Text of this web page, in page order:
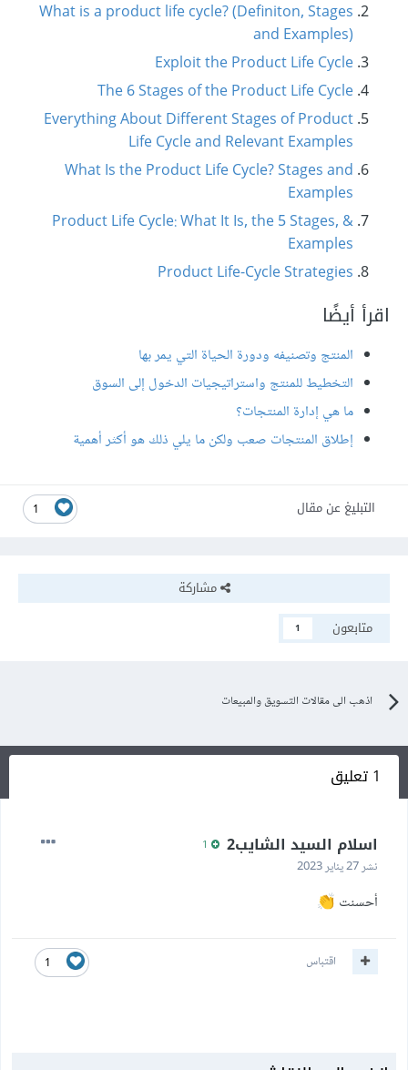
What is a product life cycle? (Definiton, Stages
and Examples)
Exploit the Product Life Cycle
The 6 Stages of the Product Life Cycle
Everything About Different Stages of Product
Life Cycle and Relevant Examples
What Is the Product Life Cycle? Stages and
Examples
Product Life Cycle: What It Is, the 5 Stages, &
Examples
Product Life-Cycle Strategies
اقرأ أيضًا
المنتج وتصنيفه ودورة الحياة التي يمر بها
التخطيط للمنتج واستراتيجيات الدخول إلى السوق
ما هي إدارة المنتجات؟
إطلاق المنتجات صعب ولكن ما يلي ذلك هو أكثر أهمية
1 التبليغ عن مقال
مشاركة
متابعون
1
اذهب الى مقالات التسويق والمبيعات
1 تعليق
اسلام السيد الشايب2
نشر27 يناير 2023
أحسنت 👏
1 اقتباس